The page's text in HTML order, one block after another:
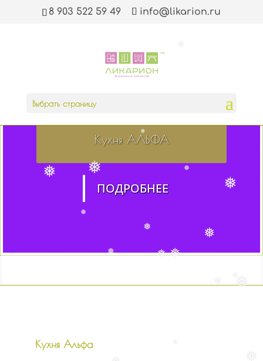
❅
❅
❅
❅
❅
❅
8 903 522 59 49 info@likarion.ru
Выбрать страницу
Кухня АЛЬФА
ПОДРОБНЕЕ
Кухня Альфа